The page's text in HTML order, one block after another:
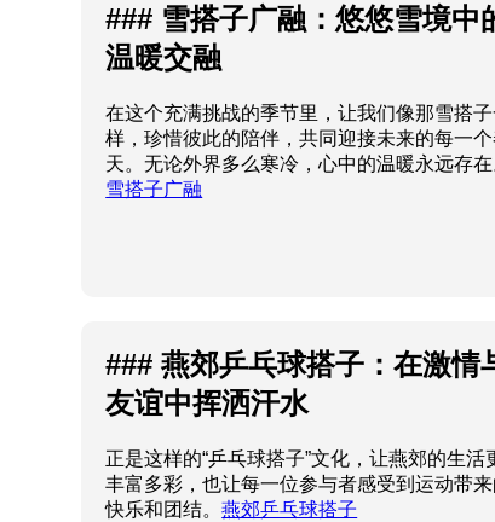
### 雪搭子广融：悠悠雪境中
温暖交融
在这个充满挑战的季节里，让我们像那雪搭子
样，珍惜彼此的陪伴，共同迎接未来的每一个
天。无论外界多么寒冷，心中的温暖永远存在
雪搭子广融
### 燕郊乒乓球搭子：在激情
友谊中挥洒汗水
正是这样的“乒乓球搭子”文化，让燕郊的生活
丰富多彩，也让每一位参与者感受到运动带来
快乐和团结。燕郊乒乓球搭子